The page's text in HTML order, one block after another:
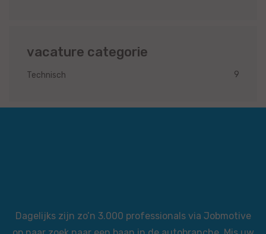
vacature categorie
Technisch 9
Dagelijks zijn zo’n 3.000 professionals via Jobmotive